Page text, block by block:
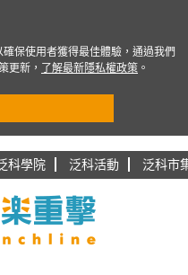
科學院 泛科活動 泛科市
保使用者獲得最佳體驗，通過我們
更新，
了解最新隱私權政策 。